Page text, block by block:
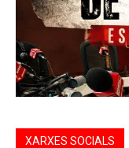
XARXES SOCIALS